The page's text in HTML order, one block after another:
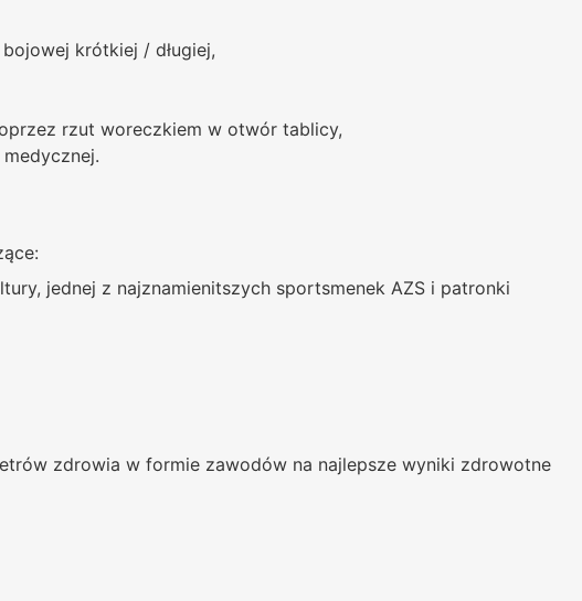
krótkiej / długiej,
rzut woreczkiem w otwór tablicy,
jednej z najznamienitszych sportsmenek AZS i patronki
zdrowia w formie zawodów na najlepsze wyniki zdrowotne